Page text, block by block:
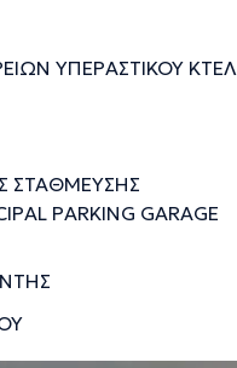
ΥΠΕΡΑΣΤΙΚΟΥ ΚΤΕΛ
ΣΤΑΘΜΕΥΣΗΣ
PARKING GARAGE